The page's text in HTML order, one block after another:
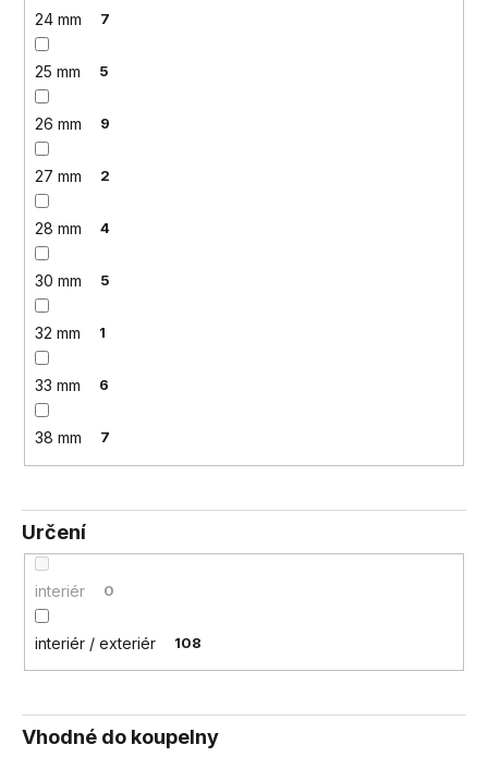
24 mm 7
25 mm 5
26 mm 9
27 mm 2
28 mm 4
30 mm 5
32 mm 1
33 mm 6
38 mm 7
Určení
interiér 0
interiér / exteriér 108
Vhodné do koupelny